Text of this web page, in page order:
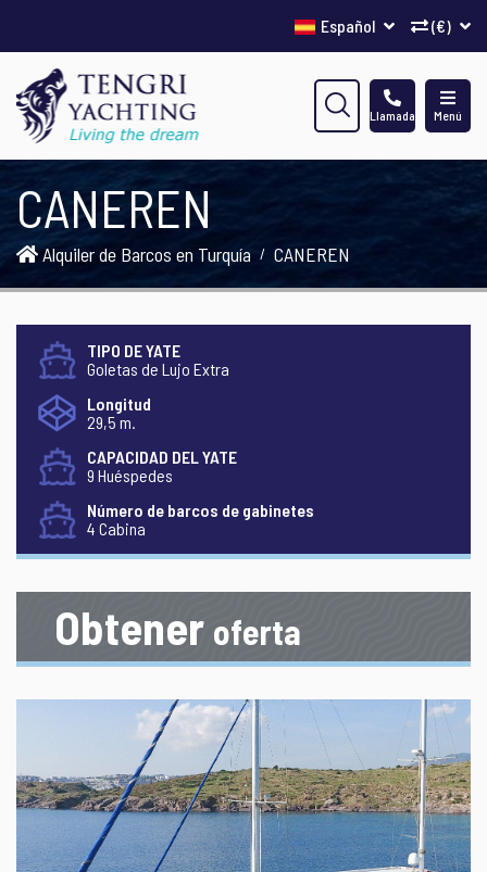
(€)
Español
Menú
Llamada
CANEREN
Alquiler de Barcos en Turquía CANEREN
TIPO DE YATE
Goletas de Lujo Extra
Longitud
29,5 m.
CAPACIDAD DEL YATE
9 Huéspedes
Número de barcos de gabinetes
4 Cabina
Obtener oferta